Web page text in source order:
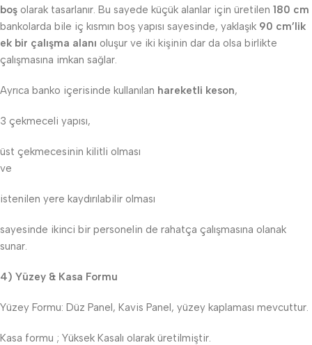
boş olarak tasarlanır. Bu sayede küçük alanlar için üretilen 180 cm
bankolarda bile iç kısmın boş yapısı sayesinde, yaklaşık 90 cm’lik
ek bir çalışma alanı oluşur ve iki kişinin dar da olsa birlikte
çalışmasına imkan sağlar.
Ayrıca banko içerisinde kullanılan hareketli keson,
3 çekmeceli yapısı,
üst çekmecesinin kilitli olması
ve
istenilen yere kaydırılabilir olması
sayesinde ikinci bir personelin de rahatça çalışmasına olanak
sunar.
4) Yüzey & Kasa Formu
Yüzey Formu: Düz Panel, Kavis Panel, yüzey kaplaması mevcuttur.
Kasa formu ; Yüksek Kasalı olarak üretilmiştir.